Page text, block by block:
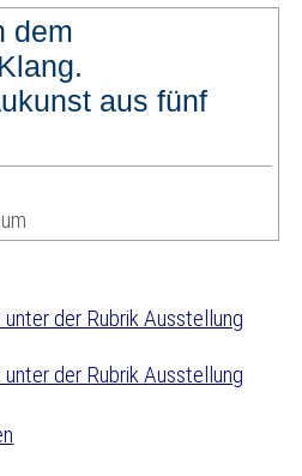
dem
aus fünf